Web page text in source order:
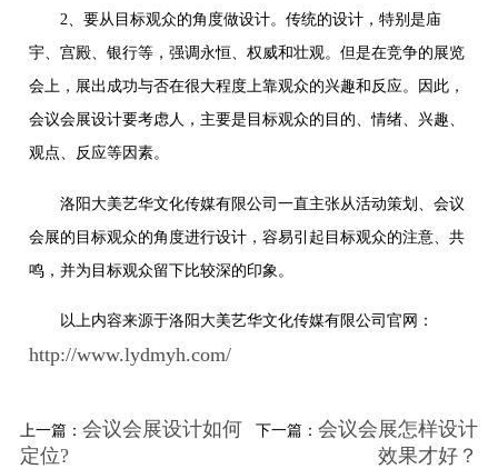
2、要从目标观众的角度做设计。传统的设计，特别是庙
宇、宫殿、银行等，强调永恒、权威和壮观。但是在竞争的展览
会上，展出成功与否在很大程度上靠观众的兴趣和反应。因此，
会议会展设计要考虑人，主要是目标观众的目的、情绪、兴趣、
观点、反应等因素。
洛阳大美艺华文化传媒有限公司一直主张从活动策划、会议
会展的目标观众的角度进行设计，容易引起目标观众的注意、共
鸣，并为目标观众留下比较深的印象。
以上内容来源于洛阳大美艺华文化传媒有限公司官网：
http://www.lydmyh.com/
上一篇： 会议会展设计如何
定位?
下一篇：会议会展怎样设计
效果才好？